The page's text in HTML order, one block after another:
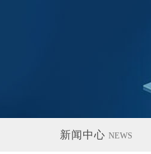
新闻中心 NEWS